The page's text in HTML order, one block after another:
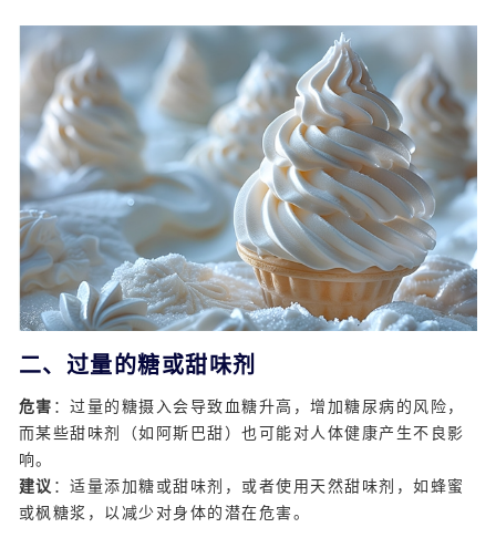
二、过量的糖或甜味剂
危害 ：过量的糖摄入会导致血糖升高，增加糖尿病的风险，
而某些甜味剂（如阿斯巴甜）也可能对人体健康产生不良影
响。
建议 ：适量添加糖或甜味剂，或者使用天然甜味剂，如蜂蜜
或枫糖浆，以减少对身体的潜在危害。